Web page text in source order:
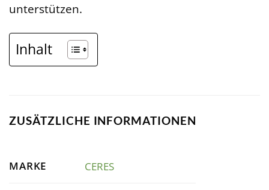
unterstützen.
Inhalt
ZUSÄTZLICHE INFORMATIONEN
MARKE CERES